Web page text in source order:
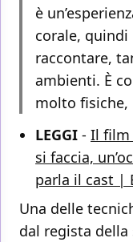
è
corale,
raccontare,
ambienti. È
molto fisiche,
LEGGI - Il film
si faccia,
parla il cast |
Una delle
dal regista della